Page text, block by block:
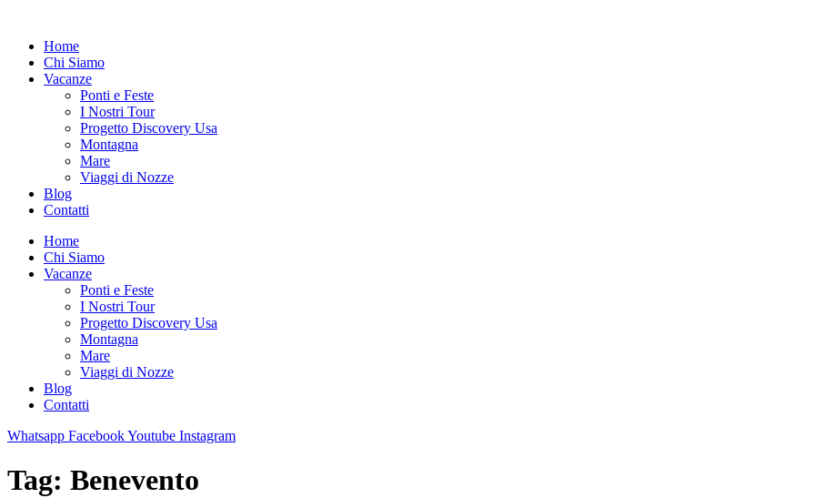
contenutoHome
Chi Siamo
Vacanze
Ponti e Feste
I Nostri Tour
Progetto Discovery Usa
Montagna
Mare
Viaggi di Nozze
Blog
Contatti
Home
Chi Siamo
Vacanze
Ponti e Feste
I Nostri Tour
Progetto Discovery Usa
Montagna
Mare
Viaggi di Nozze
Blog
Contatti
Whatsapp FacebookYoutube Instagram
Tag: Benevento